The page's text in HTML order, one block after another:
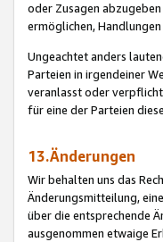
oder Zusagen
ermöglichen,
Ungeachtet anders
Parteien in irgendeiner
veranlasst oder
für eine der Parteien
13.Änderungen
Wir behalten uns das
Änderungsmitteilung,
über die entsprechende
ausgenommen etwaige